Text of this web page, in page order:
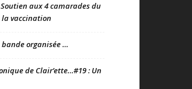
Soutien aux 4 camarades du
la vaccination
bande organisée …
de Clair’ette…#19 : Un